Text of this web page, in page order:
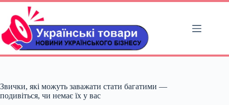
Перейти
вмісту
Звички, які можуть заважати стати багатими —
подивіться, чи немає їх у вас